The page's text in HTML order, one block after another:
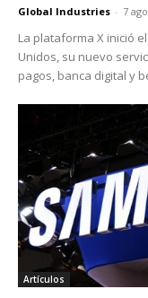
Global Industries - 7
La plataforma X inició
Unidos, su nuevo
pagos, banca digital y
Artículos